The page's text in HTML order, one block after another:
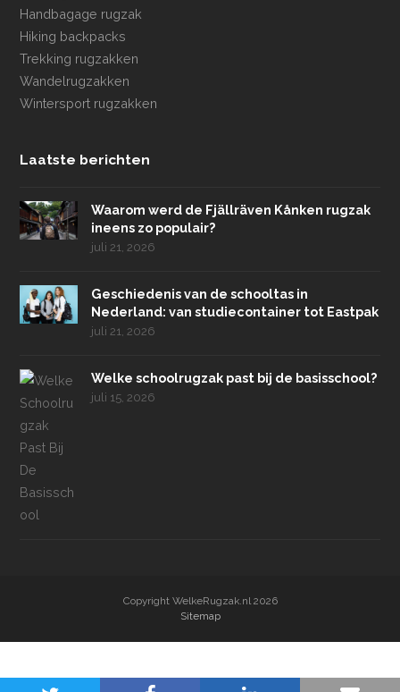
Handbagage rugzak
Hiking backpacks
Trekking rugzakken
Wandelrugzakken
Wintersport rugzakken
Laatste berichten
Waarom werd de Fjällräven Kånken rugzak
ineens zo populair?
juli 21, 2026
Geschiedenis van de schooltas in
Nederland: van studiecontainer tot Eastpak
juli 21, 2026
Welke schoolrugzak past bij de basisschool?
juli 15, 2026
Copyright WelkeRugzak.nl 2026
Sitemap